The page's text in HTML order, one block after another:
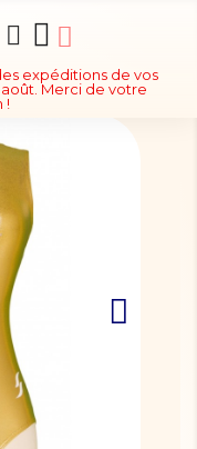
expéditions de vos
Merci de votre
!